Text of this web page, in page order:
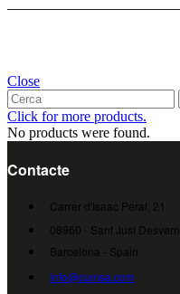
Close
Click for more products.
No products were found.
Contacte
Carrer d'Isaac Peral, 21
08960 - Sant Just Desvern
Barcelona - Spain
info@cumsa.com